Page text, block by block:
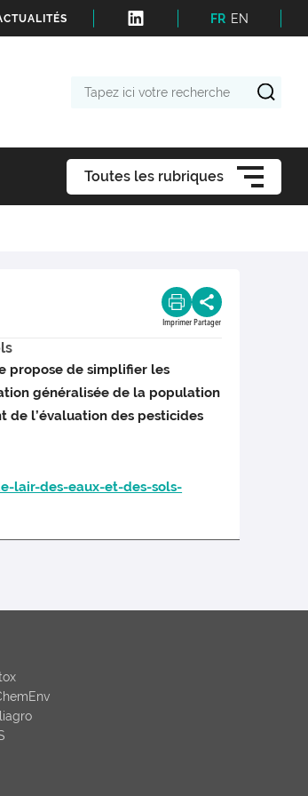
FR EN
Toutes les rubriques
Imprimer Partager
propose de simplifier les
généralisée de la population
de l’évaluation des pesticides
lair-des-eaux-et-des-sols-